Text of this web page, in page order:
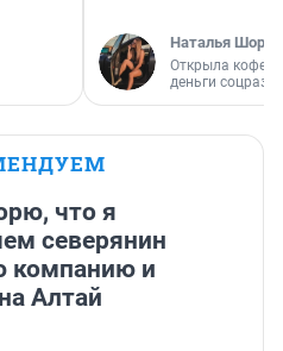
Наталья
Открыла
деньги
что я
северянин
компанию и
Алтай